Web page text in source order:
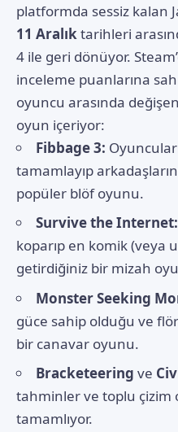
platformda sessiz kalan
11 Aralıktarihleri
4 ile geri dönüyor.
inceleme puanlarına
oyuncu arasında
oyun içeriyor:
Fibbage 3:
tamamlayıp
popüler blöf oyunu.
Survive the Internet:
koparıp en komik (veya
getirdiğiniz bir mizah
Monster Seeking
güce sahip olduğu ve
bir canavar oyunu.
Bracketeering ve
tahminler ve toplu çizim
tamamlıyor.